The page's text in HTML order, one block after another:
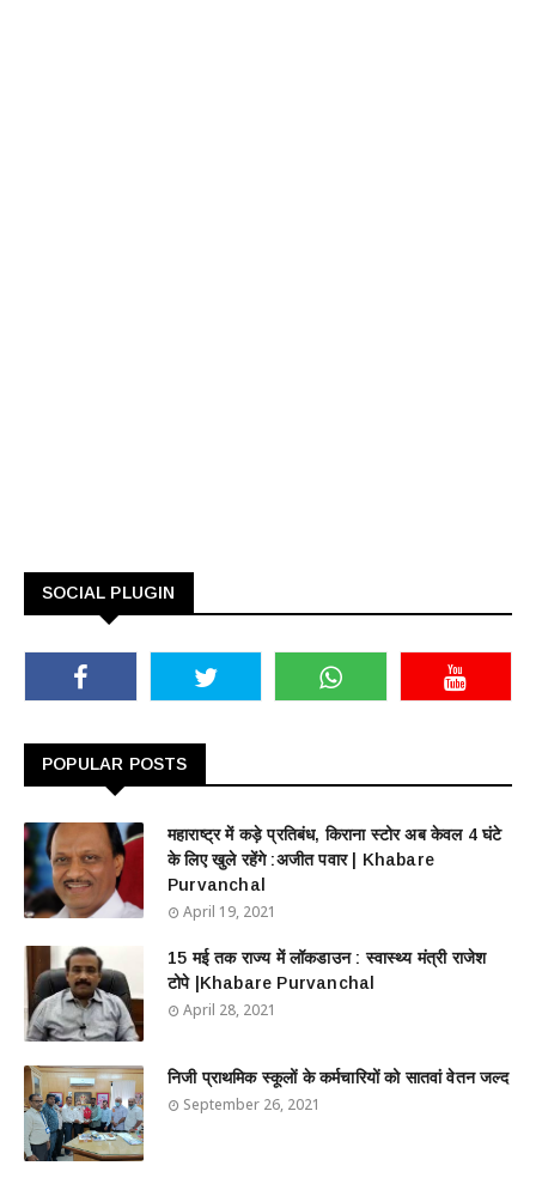
SOCIAL PLUGIN
POPULAR POSTS
महाराष्ट्र में कड़े प्रतिबंध, किराना स्टोर अब केवल 4 घंटे
के लिए खुले रहेंगे :अजीत पवार | Khabare
Purvanchal
April 19, 2021
15 मई तक राज्य में लॉकडाउन : स्वास्थ्य मंत्री राजेश
टोपे |Khabare Purvanchal
April 28, 2021
निजी प्राथमिक स्कूलों के कर्मचारियों को सातवां वेतन जल्द
September 26, 2021